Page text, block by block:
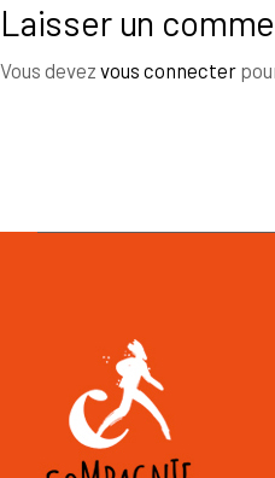
Laisser un
Vous devez vous connecter